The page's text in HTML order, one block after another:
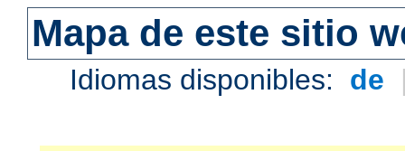
Mapa de este sitio
Idiomas disponibles: de